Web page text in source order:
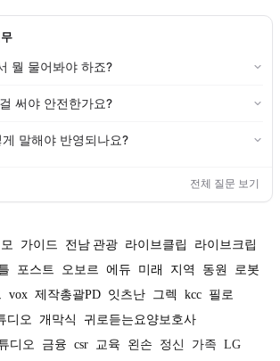
뭘 물어봐야 하죠?
써야 안전한가요?
말해야 반영되나요?
전체 질문 보기
가이드 전남 관광 라이브클립
라이브크립
포스트 오보르 에듀 미래 지역 동원
로봇
vox 제작총괄PD 잇츠난 그렉 kcc 필로
디오 개막식
귀로듣는요양보호사
디오 금융 csr 교육 왼손 정신 가족 LG